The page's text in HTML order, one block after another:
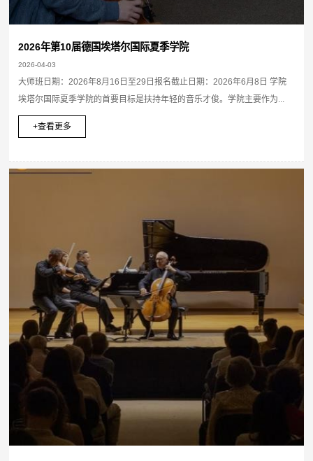
2026年第10届德国埃塔尔国际夏季学院
2026-04-03
大师班日期：2026年8月16日至29日报名截止日期：2026年6月8日 学院
埃塔尔国际夏季学院的首要目标是扶持年轻的音乐才俊。学院主要作为...
+查看更多